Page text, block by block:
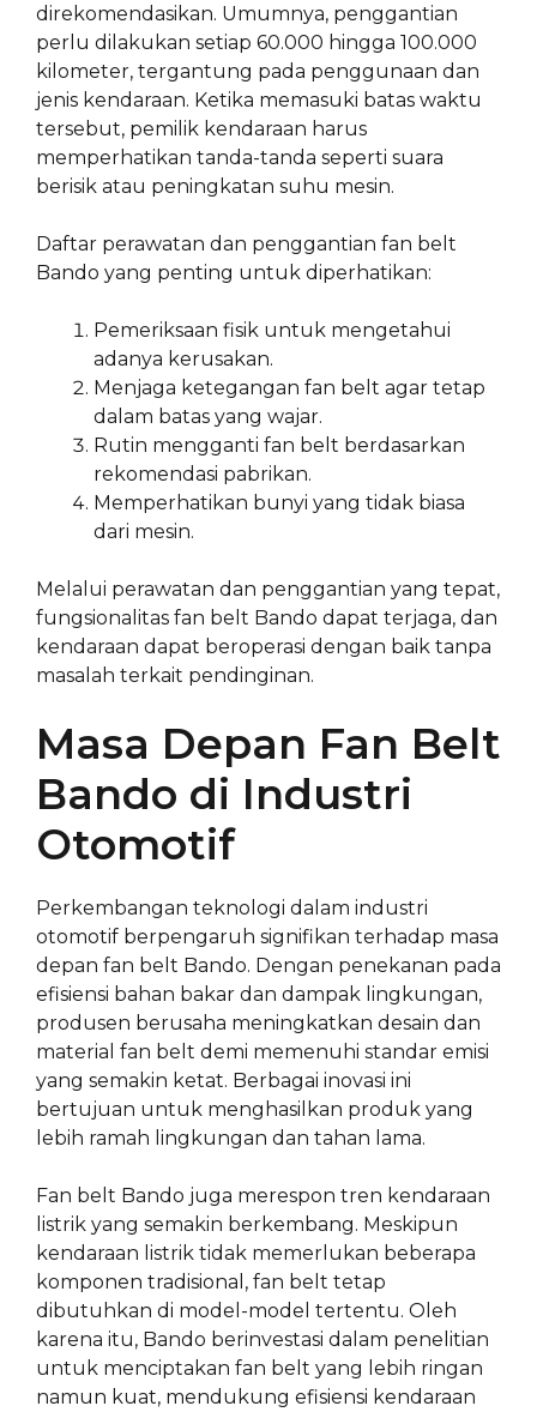
direkomendasikan. Umumnya, penggantian
perlu dilakukan setiap 60.000 hingga 100.000
kilometer, tergantung pada penggunaan dan
jenis kendaraan. Ketika memasuki batas waktu
tersebut, pemilik kendaraan harus
memperhatikan tanda-tanda seperti suara
berisik atau peningkatan suhu mesin.
Daftar perawatan dan penggantian fan belt
Bando yang penting untuk diperhatikan:
Pemeriksaan fisik untuk mengetahui
adanya kerusakan.
Menjaga ketegangan fan belt agar tetap
dalam batas yang wajar.
Rutin mengganti fan belt berdasarkan
rekomendasi pabrikan.
Memperhatikan bunyi yang tidak biasa
dari mesin.
Melalui perawatan dan penggantian yang tepat,
fungsionalitas fan belt Bando dapat terjaga, dan
kendaraan dapat beroperasi dengan baik tanpa
masalah terkait pendinginan.
Masa Depan Fan Belt
Bando di Industri
Otomotif
Perkembangan teknologi dalam industri
otomotif berpengaruh signifikan terhadap masa
depan fan belt Bando. Dengan penekanan pada
efisiensi bahan bakar dan dampak lingkungan,
produsen berusaha meningkatkan desain dan
material fan belt demi memenuhi standar emisi
yang semakin ketat. Berbagai inovasi ini
bertujuan untuk menghasilkan produk yang
lebih ramah lingkungan dan tahan lama.
Fan belt Bando juga merespon tren kendaraan
listrik yang semakin berkembang. Meskipun
kendaraan listrik tidak memerlukan beberapa
komponen tradisional, fan belt tetap
dibutuhkan di model-model tertentu. Oleh
karena itu, Bando berinvestasi dalam penelitian
untuk menciptakan fan belt yang lebih ringan
namun kuat, mendukung efisiensi kendaraan